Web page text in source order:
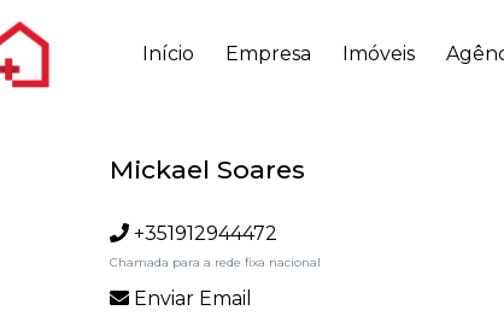
Início Empresa Imóveis
Mickael Soares
+351912944472
Chamada para a rede fixa nacional
Enviar Email